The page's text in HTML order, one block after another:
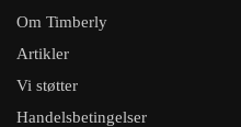
Om Timberly
Artikler
Vi støtter
Handelsbetingelser